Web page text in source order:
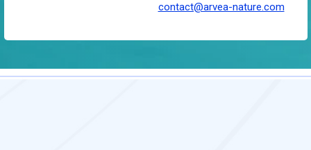
contact@arvea-nature.com